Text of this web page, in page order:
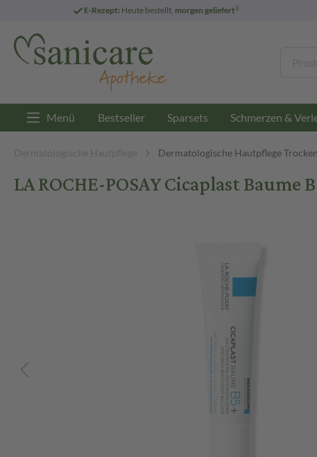
E-Rezept: Heute bestellt, morgen geliefert3
Menü Bestseller Sparsets Schmerzen &
Dermatologische Hautpflege Dermatologische Hautpflege
LA ROCHE-POSAY Cicaplast Baume